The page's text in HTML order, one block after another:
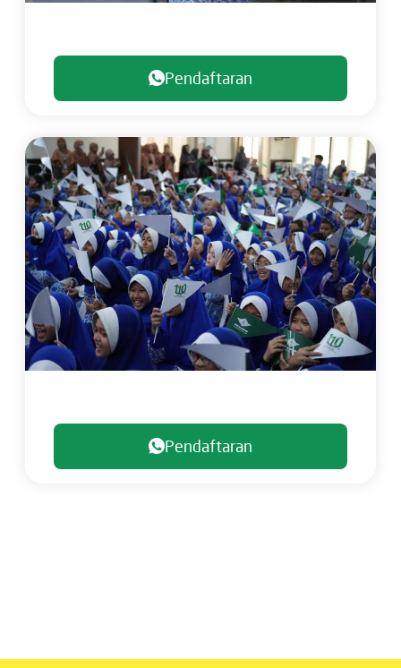
Pendaftaran
Pendaftaran